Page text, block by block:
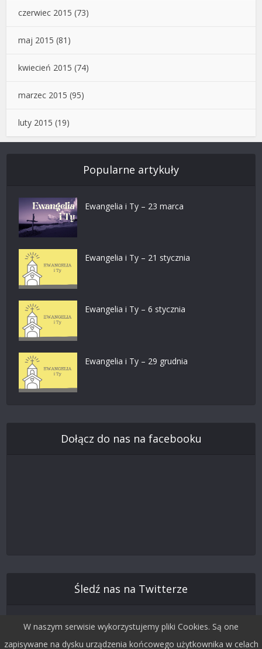
czerwiec 2015 (73)
maj 2015 (81)
kwiecień 2015 (74)
marzec 2015 (95)
luty 2015 (19)
Popularne artykuły
Ewangelia i Ty – 23 marca
Ewangelia i Ty – 21 stycznia
Ewangelia i Ty – 6 stycznia
Ewangelia i Ty – 29 grudnia
Dołącz do nas na facebooku
Śledź nas na Twitterze
W naszym serwisie wykorzystujemy pliki Cookies. Są one
zapisywane na dysku urządzenia końcowego użytkownika w celach